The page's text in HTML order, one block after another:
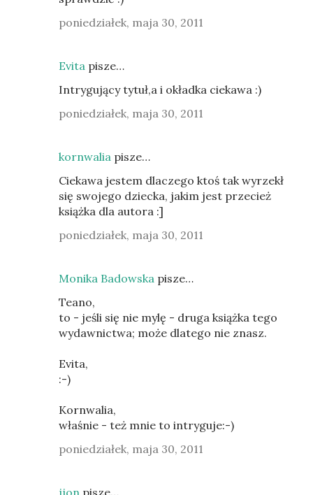
poniedziałek, maja 30, 2011
Evita pisze…
Intrygujący tytuł,a i okładka ciekawa :)
poniedziałek, maja 30, 2011
kornwalia pisze…
Ciekawa jestem dlaczego ktoś tak wyrzekł
się swojego dziecka, jakim jest przecież
książka dla autora :]
poniedziałek, maja 30, 2011
Monika Badowska pisze…
Teano,
to - jeśli się nie mylę - druga książka tego
wydawnictwa; może dlatego nie znasz.
Evita,
:-)
Kornwalia,
właśnie - też mnie to intryguje:-)
poniedziałek, maja 30, 2011
jjon pisze…